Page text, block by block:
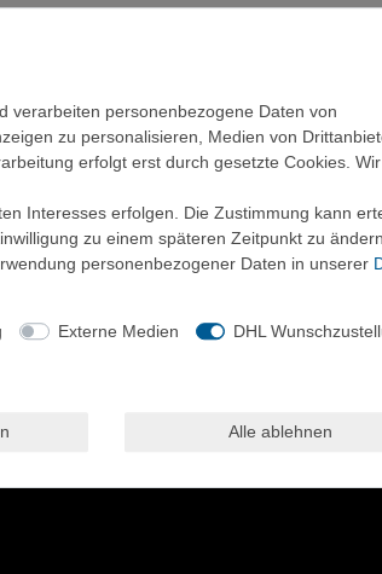
verarbeiten personenbezogene Daten von
zu personalisieren, Medien von
erfolgt erst durch gesetzte Cookies.
Interesses erfolgen. Die Zustimmung kann
zu einem späteren Zeitpunkt zu
personenbezogener Daten in unserer
Externe Medien DHL
Alle ablehnen